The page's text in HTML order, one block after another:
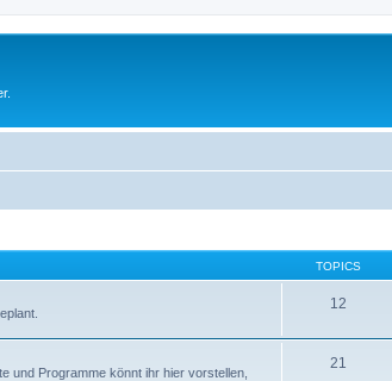
TOPICS
12
und Programme könnt ihr hier vorstellen,
21